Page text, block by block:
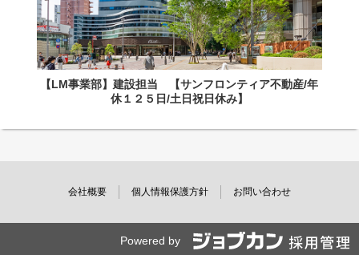
【LM事業部】建設担当 【サンフロンティア不動産/年
休１２５日/土日祝日休み】
会社概要 個人情報保護方針 お問い合わせ
Powered by